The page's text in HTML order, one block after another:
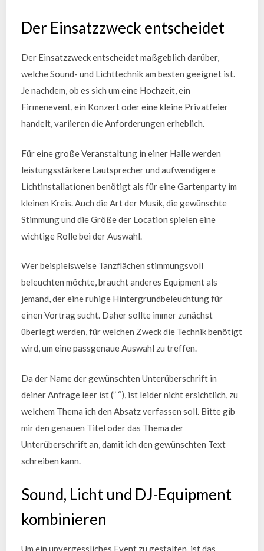
Der Einsatzzweck entscheidet
Der Einsatzzweck entscheidet maßgeblich darüber,
welche Sound- und Lichttechnik am besten geeignet ist.
Je nachdem, ob es sich um eine Hochzeit, ein
Firmenevent, ein Konzert oder eine kleine Privatfeier
handelt, variieren die Anforderungen erheblich.
Für eine große Veranstaltung in einer Halle werden
leistungsstärkere Lautsprecher und aufwendigere
Lichtinstallationen benötigt als für eine Gartenparty im
kleinen Kreis. Auch die Art der Musik, die gewünschte
Stimmung und die Größe der Location spielen eine
wichtige Rolle bei der Auswahl.
Wer beispielsweise Tanzflächen stimmungsvoll
beleuchten möchte, braucht anderes Equipment als
jemand, der eine ruhige Hintergrundbeleuchtung für
einen Vortrag sucht. Daher sollte immer zunächst
überlegt werden, für welchen Zweck die Technik benötigt
wird, um eine passgenaue Auswahl zu treffen.
Da der Name der gewünschten Unterüberschrift in
deiner Anfrage leer ist (” “), ist leider nicht ersichtlich, zu
welchem Thema ich den Absatz verfassen soll. Bitte gib
mir den genauen Titel oder das Thema der
Unterüberschrift an, damit ich den gewünschten Text
schreiben kann.
Sound, Licht und DJ-Equipment
kombinieren
Um ein unvergessliches Event zu gestalten, ist das